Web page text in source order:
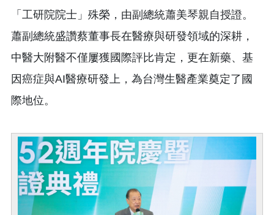
「工研院院士」殊榮，由副總統蕭美琴親自授證。
蕭副總統盛讚蔡董事長在醫療與研發領域的深耕，
中醫大附醫不僅屢獲國際評比肯定，更在新藥、基
因癌症與AI醫療研發上，為台灣生醫產業奠定了國
際地位。